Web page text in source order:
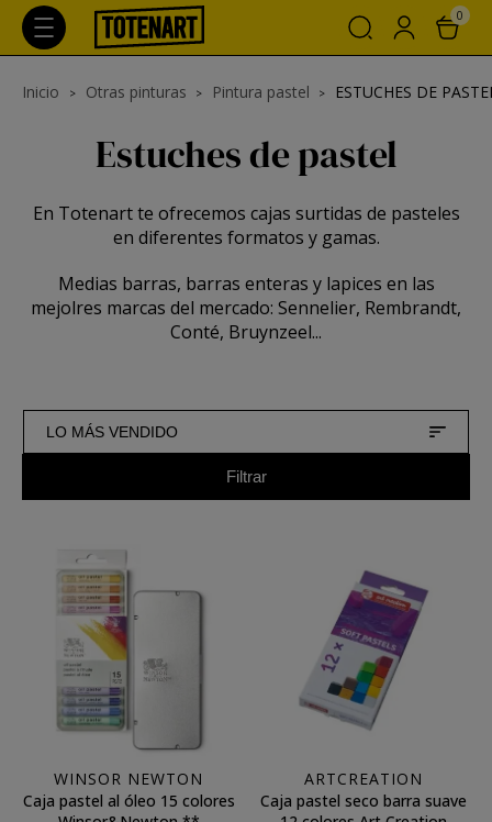
0
Inicio Otras pinturas Pintura pastel ESTUCHES DE
Estuches de pastel
En Totenart te ofrecemos cajas surtidas de pasteles
en diferentes formatos y gamas.
Medias barras, barras enteras y lapices en las
mejolres marcas del mercado: Sennelier, Rembrandt,
Conté, Bruynzeel...
LO MÁS VENDIDO
Filtrar
WINSOR NEWTON
Caja pastel al óleo 15 colores
ARTCREATION
Caja pastel seco barra suave